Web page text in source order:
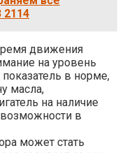
2114
движения
на уровень
в норме,
масла,
на наличие
в
может стать